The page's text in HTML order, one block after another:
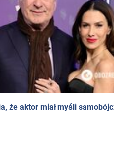
że aktor miał myśli